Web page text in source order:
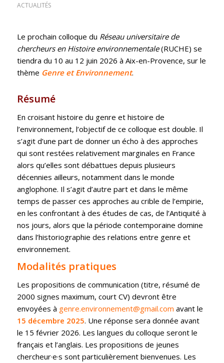
ACTUALITÉS
Le prochain colloque du Réseau universitaire de
chercheurs en Histoire environnementale(RUCHE) se
tiendra du 10 au 12 juin 2026 à Aix-en-Provence, sur le
thème Genre et Environnement.
Résumé
En croisant histoire du genre et histoire de
l’environnement, l’objectif de ce colloque est double. Il
s’agit d’une part de donner un écho à des approches
qui sont restées relativement marginales en France
alors qu’elles sont débattues depuis plusieurs
décennies ailleurs, notamment dans le monde
anglophone. Il s’agit d’autre part et dans le même
temps de passer ces approches au crible de l’empirie,
en les confrontant à des études de cas, de l’Antiquité à
nos jours, alors que la période contemporaine domine
dans l’historiographie des relations entre genre et
environnement.
Modalités pratiques
Les propositions de communication (titre, résumé de
2000 signes maximum, court CV) devront être
envoyées à genre.environnement@gmail.com avant le
15 décembre 2025. Une réponse sera donnée avant
le 15 février 2026. Les langues du colloque seront le
français et l’anglais. Les propositions de jeunes
chercheur·e·s sont particulièrement bienvenues. Les